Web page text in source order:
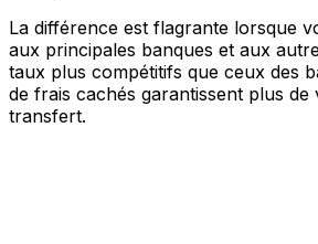
La différence est flagrante lorsque
aux principales banques et aux
taux plus compétitifs que ceux des
de frais cachés garantissent plus de
transfert.